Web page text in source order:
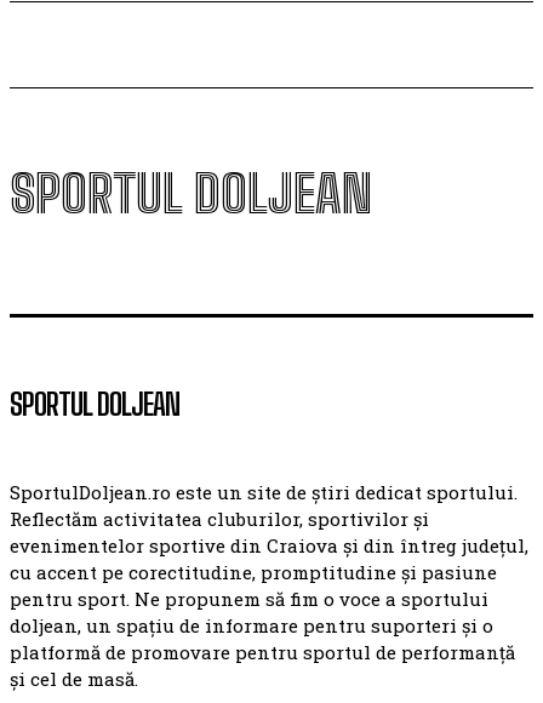
SPORTUL DOLJEAN
SPORTUL DOLJEAN
SportulDoljean.ro este un site de știri dedicat sportului.
Reflectăm activitatea cluburilor, sportivilor și
evenimentelor sportive din Craiova și din întreg județul,
cu accent pe corectitudine, promptitudine și pasiune
pentru sport. Ne propunem să fim o voce a sportului
doljean, un spațiu de informare pentru suporteri și o
platformă de promovare pentru sportul de performanță
și cel de masă.